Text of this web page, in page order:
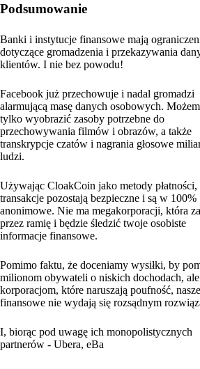
Podsumowanie
Banki i instytucje finansowe mają
dotyczące gromadzenia i przekazywania
klientów. I nie bez powodu!
Facebook już przechowuje i nadal gromadzi
alarmującą masę danych osobowych.
tylko wyobrazić zasoby potrzebne do
przechowywania filmów i obrazów, a także
transkrypcje czatów i nagrania głosowe
ludzi.
Używając CloakCoin jako metody
transakcje pozostają bezpieczne i są w 100%
anonimowe. Nie ma megakorporacji, która
przez ramię i będzie śledzić twoje osobiste
informacje finansowe.
Pomimo faktu, że doceniamy wysiłki, by
milionom obywateli o niskich dochodach,
korporacjom, które naruszają poufność,
finansowe nie wydają się rozsądnym
I, biorąc pod uwagę ich monopolistycznych
partnerów - Ubera, eBa